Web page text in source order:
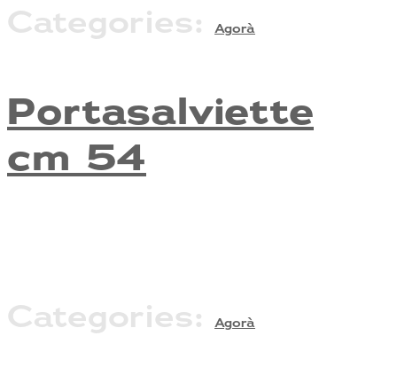
Categories: Agorà
Portasalviette
cm 54
Categories: Agorà